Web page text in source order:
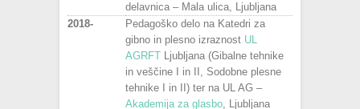
delavnica – Mala ulica, Ljubljana
2018-
Pedagoško delo na Katedri za
gibno in plesno izraznost UL
AGRFT Ljubljana (Gibalne tehnike
in veščine I in II, Sodobne plesne
tehnike I in II) ter na UL AG –
Akademija za glasbo, Ljubljana